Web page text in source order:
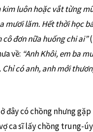
luôn hoặc vắt từng
mươi lăm. Hết thời học
đơn nữa huống chi ai”
về: “Anh Khôi, em ba
có anh, anh mới
đây có chồng nhưng
ca sĩ lấy chồng trung-